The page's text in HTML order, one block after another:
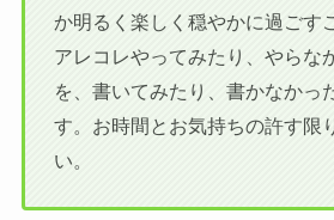
か明るく楽しく穏やかに過ごす
アレコレやってみたり、やらな
を、書いてみたり、書かなかっ
す。お時間とお気持ちの許す限
い。